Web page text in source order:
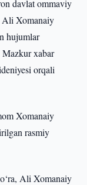
davlat ommaviy
Ali Xomanaiy
hujumlar
Mazkur xabar
orqali
Xomanaiy
rasmiy
Ali Xomanaiy